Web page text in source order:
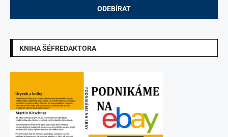
KNIHA ŠÉFREDAKTORA